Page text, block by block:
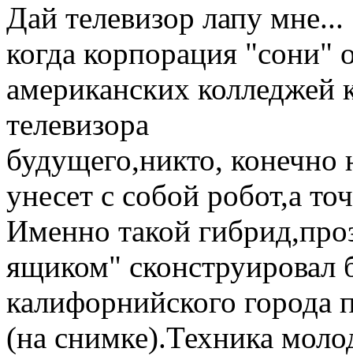
Дай телевизор лапу мне...
когда корпорация "сони"
американских колледжей
телевизора
будущего,никто,
унесет с собой робот,а
Именно такой
ящиком" сконструировал
калифорнийского города
(на снимке).Техника